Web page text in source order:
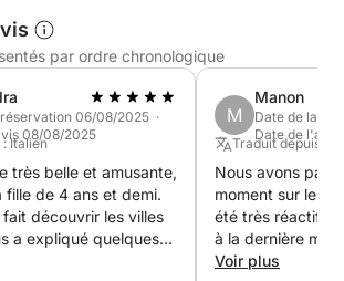
et rendre l'expérience
idéale pour ceux qui recherchent
et beauté sur le lac de Garde, même
par ordre chronologique
06/08/2025 ·
08/08/2025
Italien
très belle et amusante,
fille de 4 ans et demi.
découvrir les villes
a expliqué quelques
M
Manon
Date de la
Date de
Traduit depuis :
Nous avons
moment sur le
été très réactif
à la dernière
Voir plus